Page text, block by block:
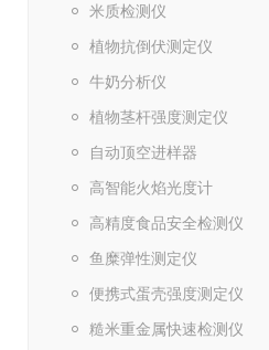
米质检测仪
植物抗倒伏测定仪
牛奶分析仪
植物茎杆强度测定仪
自动顶空进样器
高智能火焰光度计
高精度食品安全检测仪
鱼糜弹性测定仪
便携式蛋壳强度测定仪
糙米重金属快速检测仪